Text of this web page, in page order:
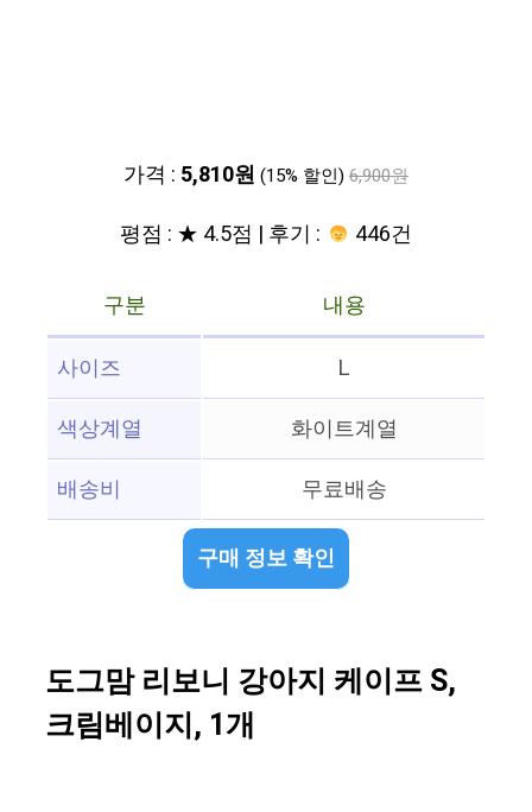
가격 : 5,810원 (15% 할인) 6,900원
평점 : ★ 4.5점 | 후기 : 446건
구분
내용
사이즈
L
색상계열
화이트계열
배송비
무료배송
구매 정보 확인
도그맘 리보니 강아지 케이프 S,
크림베이지, 1개